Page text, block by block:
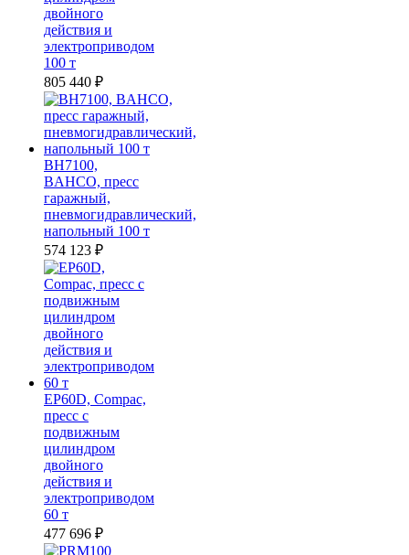
двойного
действия и
электроприводом
100 т
805 440 ₽
BH7100,
BAHCO, пресс
гаражный,
пневмогидравлический,
напольный 100 т
574 123 ₽
EP60D, Compac,
пресс с
подвижным
цилиндром
двойного
действия и
электроприводом
60 т
477 696 ₽